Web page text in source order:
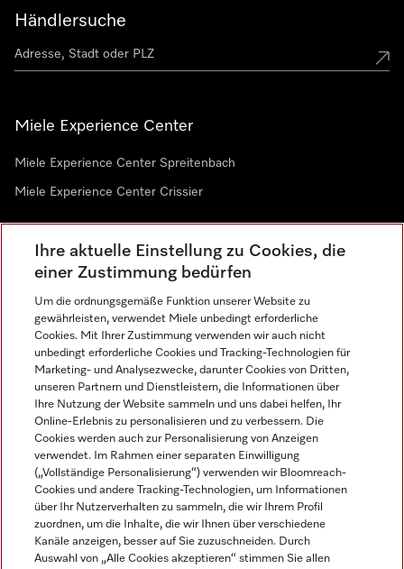
Händlersuche
Miele Experience Center
Miele Experience Center Spreitenbach
Miele Experience Center Crissier
Newsletter
Sprache
DEUTSCH
Miele auf YoutubeMiele auf Instagram
Miele auf Facebook
Miele auf LinkedInMiele auf LinkedIn
Ihre aktuelle Einstellung zu Cookies, die
einer Zustimmung bedürfen
Um die ordnungsgemäße Funktion unserer Website zu
gewährleisten, verwendet Miele unbedingt erforderliche
Cookies. Mit Ihrer Zustimmung verwenden wir auch nicht
unbedingt erforderliche Cookies und Tracking-Technologien für
Marketing- und Analysezwecke, darunter Cookies von Dritten,
unseren Partnern und Dienstleistern, die Informationen über
Ihre Nutzung der Website sammeln und uns dabei helfen, Ihr
Online-Erlebnis zu personalisieren und zu verbessern. Die
Cookies werden auch zur Personalisierung von Anzeigen
verwendet. Im Rahmen einer separaten Einwilligung
(„Vollständige Personalisierung“) verwenden wir Bloomreach-
Cookies und andere Tracking-Technologien, um Informationen
über Ihr Nutzerverhalten zu sammeln, die wir Ihrem Profil
zuordnen, um die Inhalte, die wir Ihnen über verschiedene
Kanäle anzeigen, besser auf Sie zuzuschneiden. Durch
Auswahl von „Alle Cookies akzeptieren“ stimmen Sie allen